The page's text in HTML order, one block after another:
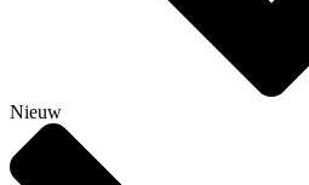
Nieuw